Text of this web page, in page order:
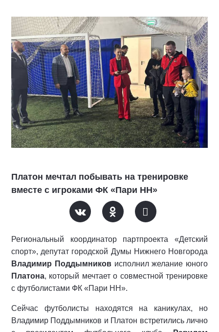
Платон мечтал побывать на тренировке
вместе с игроками ФК «Пари НН»
Региональный координатор партпроекта «Детский
спорт», депутат городской Думы Нижнего Новгорода
Владимир Поддымниковисполнил желание юного
Платона, который мечтает о совместной тренировке
с футболистами ФК «Пари НН».
Сейчас футболисты находятся на каникулах, но
Владимир Поддымников и Платон встретились лично